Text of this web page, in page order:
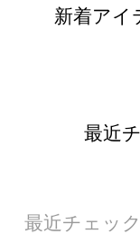
新着アイ
最近
最近チェッ